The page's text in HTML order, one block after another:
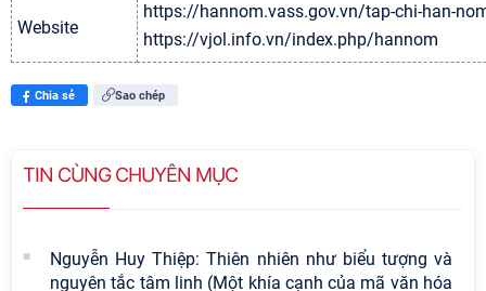
Website
https://hannom.vass.gov.vn/tap-chi-han-
https://vjol.info.vn/index.php/hannom
Chia sẻ Sao chép
TIN CÙNG CHUYÊN MỤC
Nguyễn Huy Thiệp: Thiên nhiên như biểu tượng và
nguyên tắc tâm linh (Một khía cạnh của mã văn hóa